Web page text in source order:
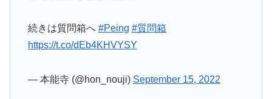
続きは質問箱へ #Peing #質問箱
https://t.co/dEb4KHVYSY
— 本能寺 (@hon_nouji) September 15, 2022